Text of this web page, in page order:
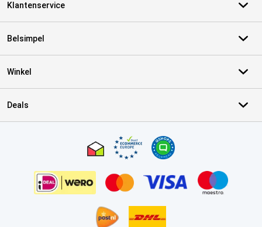
Klantenservice
Belsimpel
Winkel
Deals